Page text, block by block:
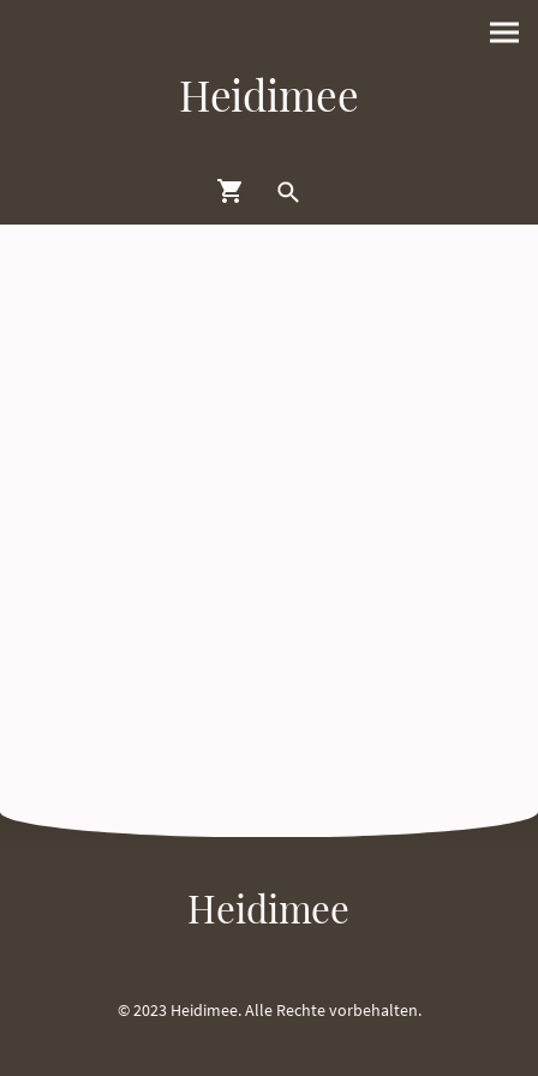
Heidimee
Heidimee
© 2023 Heidimee. Alle Rechte vorbehalten.